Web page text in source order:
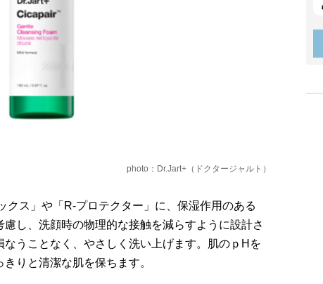
photo：Dr.Jart+（ドクタージャルト）
クス」や「R-プロテクター」に、保湿作用のある
慮し、洗顔時の物理的な接触を減らすように設計さ
うことなく、やさしく洗い上げます。肌のｐHを
りと清潔な肌を保ちます。